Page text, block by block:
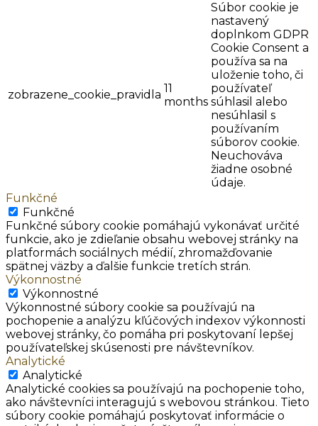
zobrazene_cookie_pravidla 11
months
Súbor cookie je
nastavený
doplnkom GDPR
Cookie Consent a
používa sa na
uloženie toho, či
používateľ
súhlasil alebo
nesúhlasil s
používaním
súborov cookie.
Neuchováva
žiadne osobné
údaje.
Funkčné
Funkčné
Funkčné súbory cookie pomáhajú vykonávať určité
funkcie, ako je zdieľanie obsahu webovej stránky na
platformách sociálnych médií, zhromažďovanie
spätnej väzby a ďalšie funkcie tretích strán.
Výkonnostné
Výkonnostné
Výkonnostné súbory cookie sa používajú na
pochopenie a analýzu kľúčových indexov výkonnosti
webovej stránky, čo pomáha pri poskytovaní lepšej
používateľskej skúsenosti pre návštevníkov.
Analytické
Analytické
Analytické cookies sa používajú na pochopenie toho,
ako návštevníci interagujú s webovou stránkou. Tieto
súbory cookie pomáhajú poskytovať informácie o